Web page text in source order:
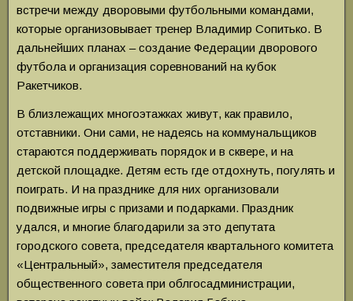
встречи между дворовыми футбольными командами,
которые организовывает тренер Владимир Сопитько. В
дальнейших планах – создание Федерации дворового
футбола и организация соревнований на кубок
Ракетчиков.
В близлежащих многоэтажках живут, как правило,
отставники. Они сами, не надеясь на коммунальщиков
стараются поддерживать порядок и в сквере, и на
детской площадке. Детям есть где отдохнуть, погулять и
поиграть. И на празднике для них организовали
подвижные игры с призами и подарками. Праздник
удался, и многие благодарили за это депутата
городского совета, председателя квартального комитета
«Центральный», заместителя председателя
общественного совета при облгосадминистрации,